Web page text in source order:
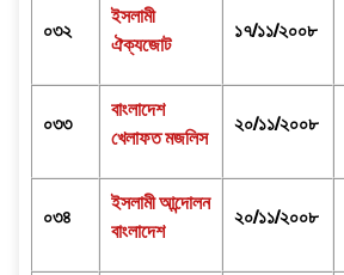
০৩২
ইসলামী
ঐক্যজোট
১৭/১১/২০০৮
০৩৩
বাংলাদেশ
খেলাফত মজলিস
২০/১১/২০০৮
০৩৪
ইসলামী আন্দোলন
বাংলাদেশ
২০/১১/২০০৮